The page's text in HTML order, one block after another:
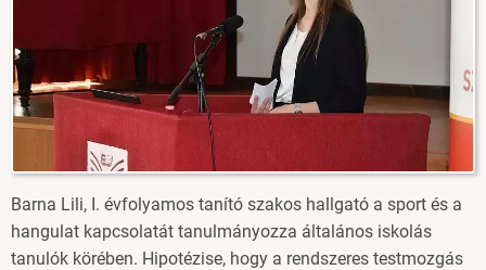
Barna Lili, I. évfolyamos tanító szakos hallgató a sport és a
hangulat kapcsolatát tanulmányozza általános iskolás
tanulók körében. Hipotézise, hogy a rendszeres testmozgás